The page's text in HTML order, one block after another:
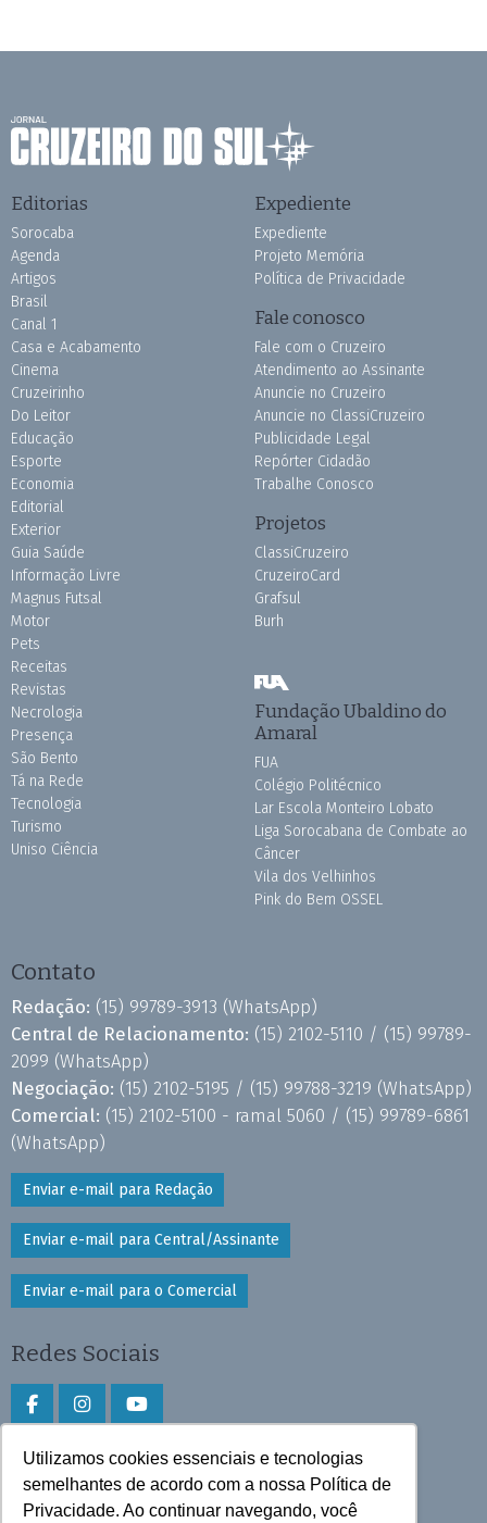
Utilizamos cookies essenciais e tecnologias
semelhantes de acordo com a nossa Política de
Privacidade. Ao continuar navegando, você
Editorias
Sorocaba
Agenda
Artigos
Brasil
Canal 1
Casa e Acabamento
Cinema
Cruzeirinho
Do Leitor
Educação
Esporte
Economia
Editorial
Exterior
Guia Saúde
Informação Livre
Magnus Futsal
Motor
Pets
Receitas
Revistas
Necrologia
Presença
São Bento
Tá na Rede
Tecnologia
Turismo
Uniso Ciência
Expediente
Expediente
Projeto Memória
Política de Privacidade
Fale conosco
Fale com o Cruzeiro
Atendimento ao Assinante
Anuncie no Cruzeiro
Anuncie no ClassiCruzeiro
Publicidade Legal
Repórter Cidadão
Trabalhe Conosco
Projetos
ClassiCruzeiro
CruzeiroCard
Grafsul
Burh
Fundação Ubaldino do
Amaral
FUA
Colégio Politécnico
Lar Escola Monteiro Lobato
Liga Sorocabana de Combate ao
Câncer
Vila dos Velhinhos
Pink do Bem OSSEL
Contato
Redação: (15) 99789-3913 (WhatsApp)
Central de Relacionamento: (15) 2102-5110 / (15) 99789-
2099 (WhatsApp)
Negociação: (15) 2102-5195 / (15) 99788-3219 (WhatsApp)
Comercial: (15) 2102-5100 - ramal 5060 / (15) 99789-6861
(WhatsApp)
Enviar e-mail para Redação
Enviar e-mail para Central/Assinante
Enviar e-mail para o Comercial
Redes Sociais
Faça download do aplicativo
Play Store e App Store